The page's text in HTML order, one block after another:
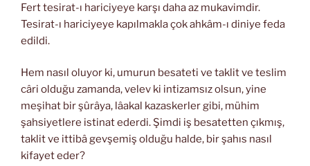
Fert tesirat-ı hariciyeye karşı daha az mukavimdir.
Tesirat-ı hariciyeye kapılmakla çok ahkâm-ı diniye feda
edildi.
Hem nasıl oluyor ki, umurun besateti ve taklit ve teslim
câri olduğu zamanda, velev ki intizamsız olsun, yine
meşihat bir şûrâya, lâakal kazaskerler gibi, mühim
şahsiyetlere istinat ederdi. Şimdi iş besatetten çıkmış,
taklit ve ittibâ gevşemiş olduğu halde, bir şahıs nasıl
kifayet eder?